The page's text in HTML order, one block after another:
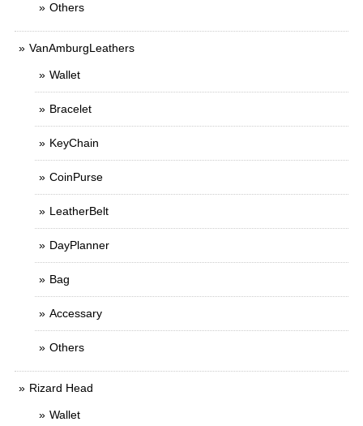
Others
VanAmburgLeathers
Wallet
Bracelet
KeyChain
CoinPurse
LeatherBelt
DayPlanner
Bag
Accessary
Others
Rizard Head
Wallet